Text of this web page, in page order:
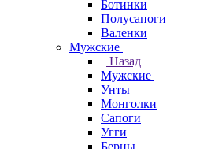
Ботинки
Полусапоги
Валенки
Мужские
Назад
Мужские
Унты
Монголки
Сапоги
Угги
Берцы